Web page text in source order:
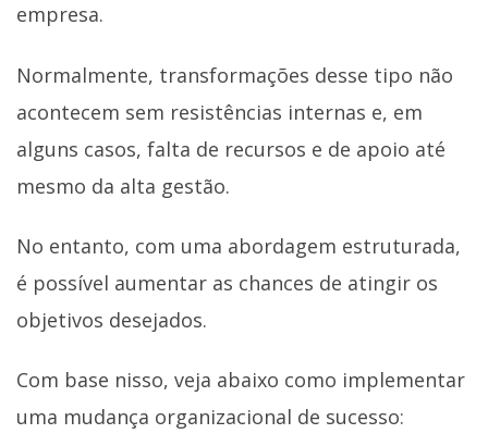
empresa.
Normalmente, transformações desse tipo não
acontecem sem resistências internas e, em
alguns casos, falta de recursos e de apoio até
mesmo da alta gestão.
No entanto, com uma abordagem estruturada,
é possível aumentar as chances de atingir os
objetivos desejados.
Com base nisso, veja abaixo como implementar
uma mudança organizacional de sucesso: